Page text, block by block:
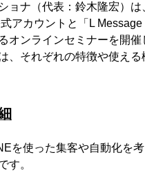
ョナ（代表：鈴木隆宏）は
アカウントと「L Message
オンラインセミナーを開催
、それぞれの特徴や使える
を使った集客や自動化を
す。